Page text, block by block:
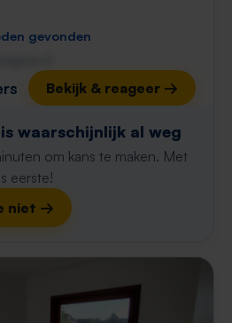
gevonden
Bekijk & reageer →
waarschijnlijk al weg
om kans te maken. Met
eerste!
niet →